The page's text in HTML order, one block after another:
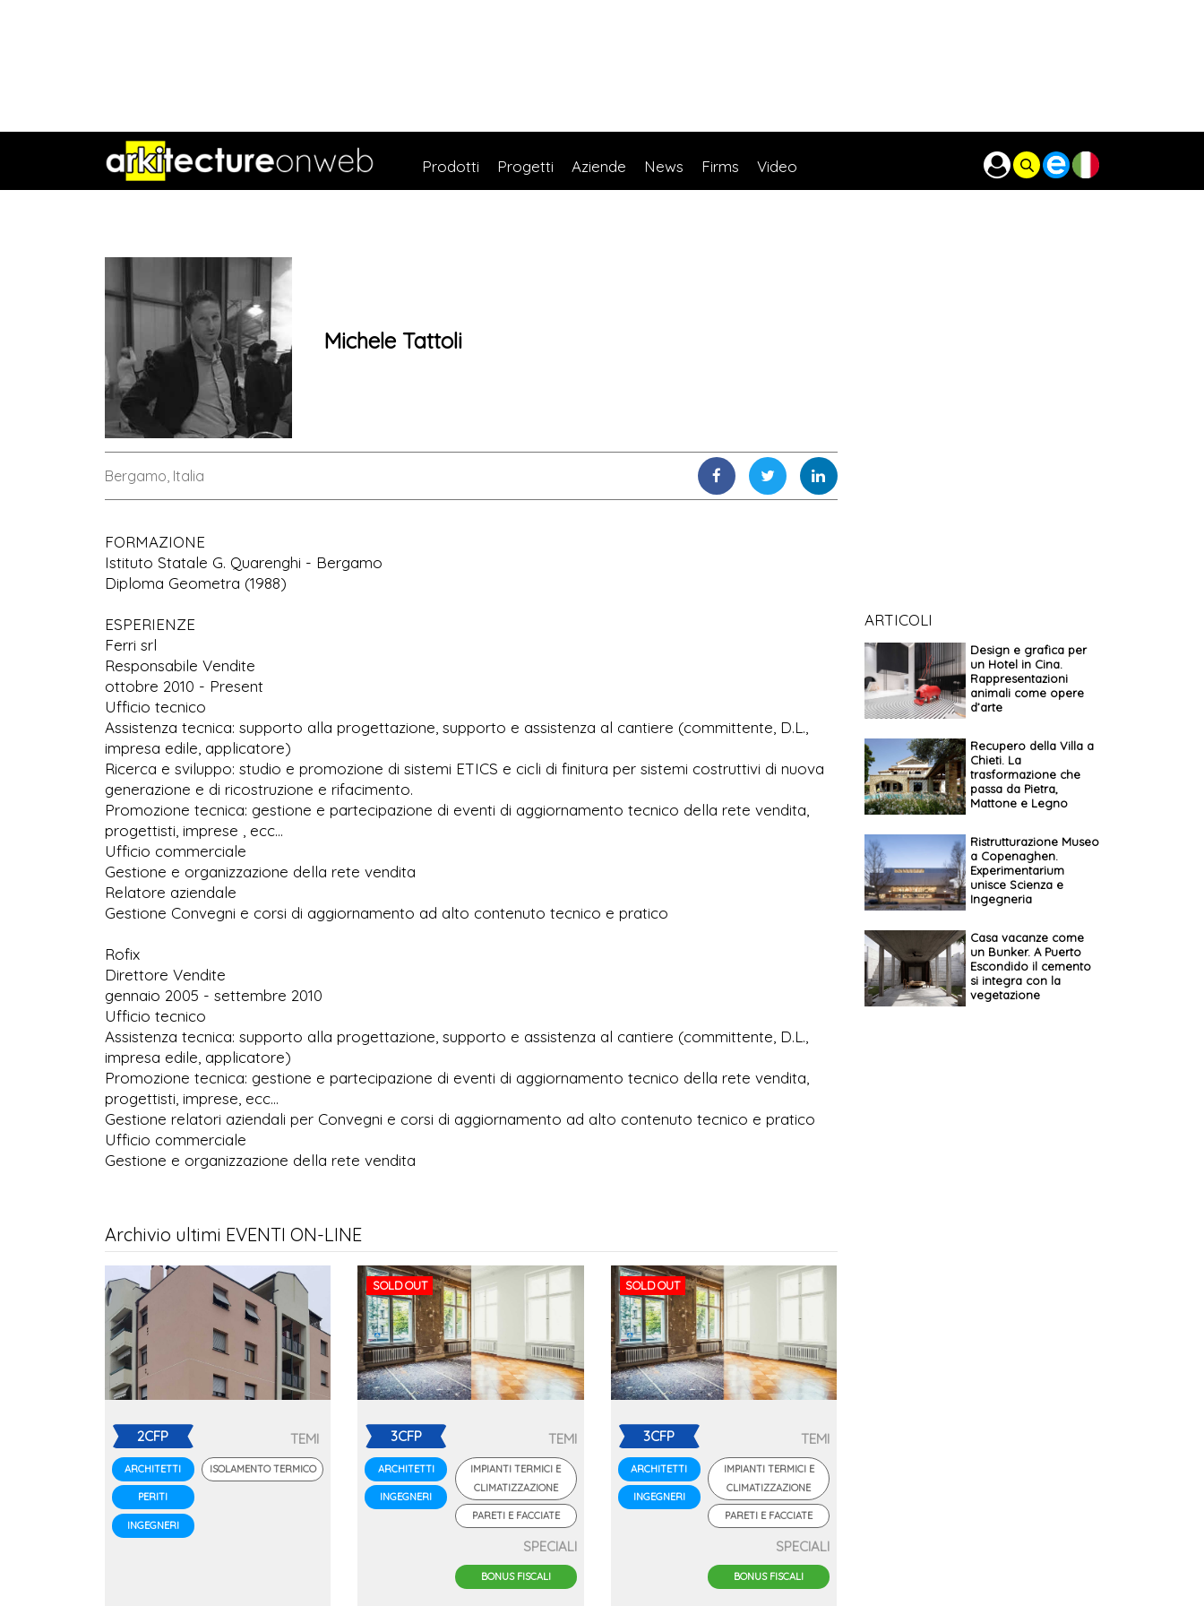
Prodotti Progetti Aziende News Firms Video
Michele Tattoli
Bergamo, Italia
FORMAZIONE
Istituto Statale G. Quarenghi - Bergamo
Diploma Geometra (1988)
ESPERIENZE
Ferri srl
Responsabile Vendite
ottobre 2010 - Present
Ufficio tecnico
Assistenza tecnica: supporto alla progettazione, supporto e assistenza al cantiere (committente, D.L.,
impresa edile, applicatore)
Ricerca e sviluppo: studio e promozione di sistemi ETICS e cicli di finitura per sistemi costruttivi di nuova
generazione e di ricostruzione e rifacimento.
Promozione tecnica: gestione e partecipazione di eventi di aggiornamento tecnico della rete vendita,
progettisti, imprese , ecc…
Ufficio commerciale
Gestione e organizzazione della rete vendita
Relatore aziendale
Gestione Convegni e corsi di aggiornamento ad alto contenuto tecnico e pratico
Rofix
Direttore Vendite
gennaio 2005 - settembre 2010
Ufficio tecnico
Assistenza tecnica: supporto alla progettazione, supporto e assistenza al cantiere (committente, D.L.,
impresa edile, applicatore)
Promozione tecnica: gestione e partecipazione di eventi di aggiornamento tecnico della rete vendita,
progettisti, imprese, ecc…
Gestione relatori aziendali per Convegni e corsi di aggiornamento ad alto contenuto tecnico e pratico
Ufficio commerciale
Gestione e organizzazione della rete vendita
Archivio ultimi EVENTI ON-LINE
2CFP
ARCHITETTI
PERITI
INGEGNERI
TEMI
ISOLAMENTO TERMICO
SOLD OUT
3CFP
ARCHITETTI
INGEGNERI
TEMI
IMPIANTI TERMICI E
CLIMATIZZAZIONE
PARETI E FACCIATE
SPECIALI
BONUS FISCALI
SOLD OUT
3CFP
ARCHITETTI
INGEGNERI
TEMI
IMPIANTI TERMICI E
CLIMATIZZAZIONE
PARETI E FACCIATE
SPECIALI
BONUS FISCALI
ARTICOLI
Design e grafica per
un Hotel in Cina.
Rappresentazioni
animali come opere
d’arte
Recupero della Villa a
Chieti. La
trasformazione che
passa da Pietra,
Mattone e Legno
Ristrutturazione Museo
a Copenaghen.
Experimentarium
unisce Scienza e
Ingegneria
Casa vacanze come
un Bunker. A Puerto
Escondido il cemento
si integra con la
vegetazione